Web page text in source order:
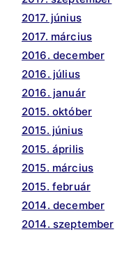
2017. június
2017. március
2016. december
2016. július
2016. január
2015. október
2015. június
2015. április
2015. március
2015. február
2014. december
2014. szeptember